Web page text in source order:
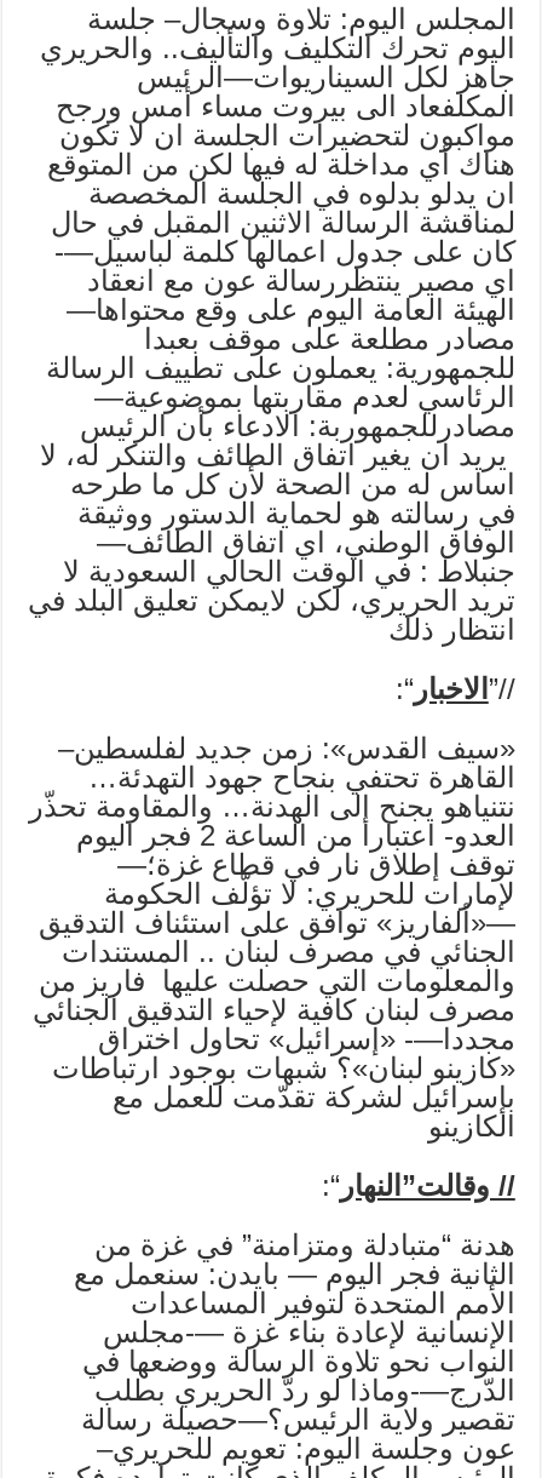
المجلس اليوم: تلاوة وسجال– جلسة
اليوم تحرك التكليف والتأليف.. والحريري
جاهز لكل السيناريوات—الرئيس
المكلفعاد الى بيروت مساء أمس ورجح
مواكبون لتحضيرات الجلسة ان لا تكون
هناك أي مداخلة له فيها لكن من المتوقع
ان يدلو بدلوه في الجلسة المخصصة
لمناقشة الرسالة الاثنين المقبل في حال
كان على جدول اعمالها كلمة لباسيل—-
اي مصير ينتظررسالة عون مع انعقاد
الهيئة العامة اليوم على وقع محتواها—
مصادر مطلعة على موقف بعبدا
للجمهورية: يعملون على تطييف الرسالة
الرئاسي لعدم مقاربتها بموضوعية—
مصادرللجمهوربة: الادعاء بأن الرئيس
يريد ان يغير اتفاق الطائف والتنكر له، لا
اساس له من الصحة لأن كل ما طرحه
في رسالته هو لحماية الدستور ووثيقة
الوفاق الوطني، اي اتفاق الطائف—
جنبلاط : في الوقت الحالي السعودية لا
تريد الحريري، لكن لايمكن تعليق البلد في
انتظار ذلك
//” الاخبار “:
«سيف القدس»: زمن جديد لفلسطين–
القاهرة تحتفي بنجاح جهود التهدئة…
نتنياهو يجنح إلى الهدنة… والمقاومة تحذّر
العدو- اعتبارا من الساعة 2 فجر اليوم
توقف إطلاق نار في قطاع غزة؛—
لإمارات للحريري: لا تؤلّف الحكومة
—«ألفاريز» توافق على استئناف التدقيق
الجنائي في مصرف لبنان .. المستندات
والمعلومات التي حصلت عليها فاريز من
مصرف لبنان كافية لإحياء التدقيق الجنائي
مجددا—- «إسرائيل» تحاول اختراق
«كازينو لبنان»؟ شبهات بوجود ارتباطات
بإسرائيل لشركة تقدّمت للعمل مع
الكازينو
// وقالت”النهار “:
هدنة “متبادلة ومتزامنة” في غزة من
الثانية فجر اليوم — بايدن: سنعمل مع
الأمم المتحدة لتوفير المساعدات
الإنسانية لإعادة بناء غزة —-مجلس
النواب نحو تلاوة الرسالة ووضعها في
الدّرج—-وماذا لو ردّ الحريري بطلب
تقصير ولاية الرئيس؟—حصيلة رسالة
عون وجلسة اليوم: تعويم للحريري–